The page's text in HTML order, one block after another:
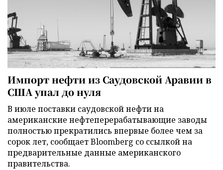
Импорт нефти из Саудовской Аравии в
США упал до нуля
В июле поставки саудовской нефти на
американские нефтеперерабатывающие заводы
полностью прекратились впервые более чем за
сорок лет, сообщает Bloomberg со ссылкой на
предварительные данные американского
правительства.